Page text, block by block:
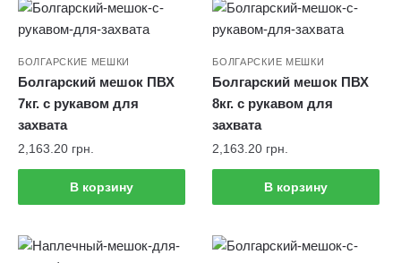
БОЛГАРСКИЕ МЕШКИ
Болгарский мешок ПВХ
7кг. с рукавом для
захвата
2,163.20 грн.
В корзину
БОЛГАРСКИЕ МЕШКИ
Болгарский мешок ПВХ
8кг. с рукавом для
захвата
2,163.20 грн.
В корзину